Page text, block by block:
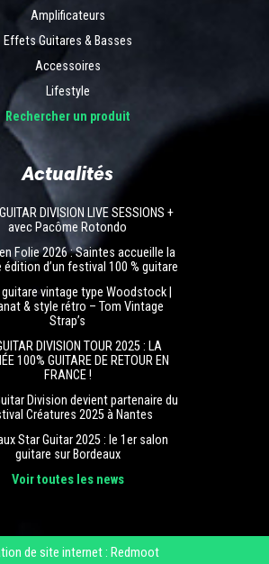
Amplificateurs
Effets Guitares & Basses
Accessoires
Lifestyle
Rechercher un produit
Actualités
DIVISION LIVE SESSIONS +
avec Pacôme Rotondo
Folie 2026 : Saintes accueille la
édition d’un festival 100 % guitare
vintage type Woodstock |
& style rétro – Tom Vintage
Strap’s
DIVISION TOUR 2025 : LA
100% GUITARE DE RETOUR EN
FRANCE !
Division devient partenaire du
Créatures 2025 à Nantes
Star Guitar 2025 : le 1er salon
guitare sur Bordeaux
Voir toutes les news
de site internet : Redmoot